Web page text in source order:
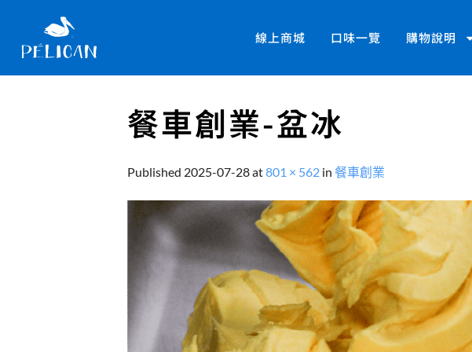
線上商城 口味一覽 購物說明
餐車創業-盆冰
Published 2025-07-28at801 × 562 in 餐車創業